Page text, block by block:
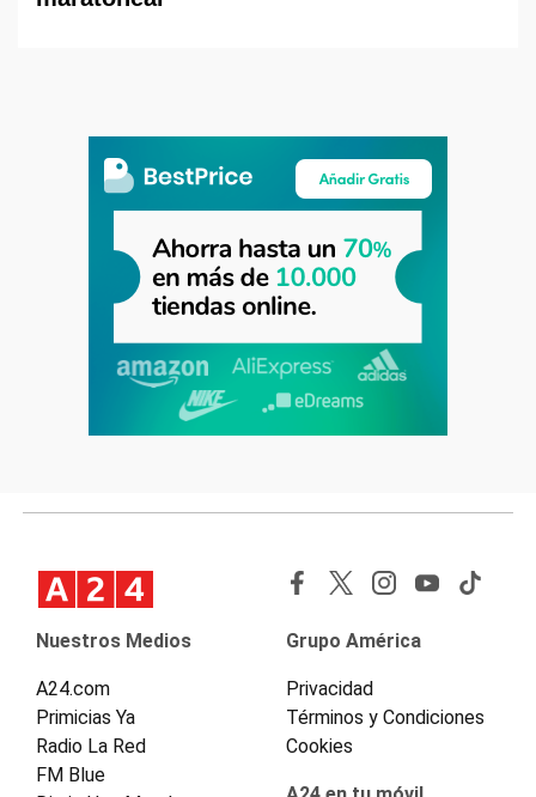
Nuestros Medios
A24.com
Primicias Ya
Radio La Red
FM Blue
Grupo América
Privacidad
Términos y Condiciones
Cookies